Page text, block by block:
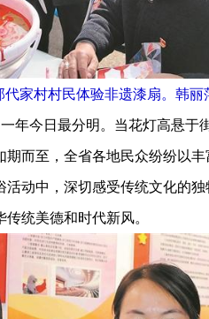
家村村民体验非遗漆扇。韩丽
今日最分明。当花灯高悬于
而至，全省各地民众纷纷以
动中，深切感受传统文化的
统美德和时代新风。